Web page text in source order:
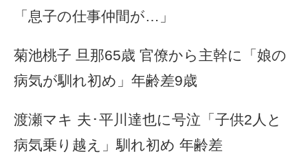
「息子の仕事仲間が…」
菊池桃子 旦那65歳 官僚から主幹に「娘の
病気が馴れ初め」年齢差9歳
渡瀬マキ 夫･平川達也に号泣「子供2人と
病気乗り越え」馴れ初め 年齢差